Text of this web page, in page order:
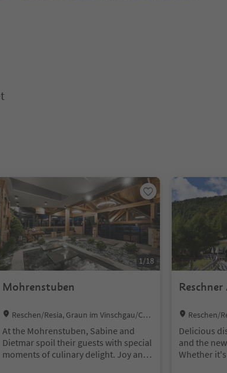
1/18
Mohrenstuben
Location:
Reschen/Resia, Graun im Vinschgau/Cur
on Venosta, Vinschgau/Val Venosta
At the Mohrenstuben, Sabine and
Dietmar spoil their guests with special
moments of culinary delight. Joy and
Location:
Reschen/
on Venosta,
Delicious
and the
Whether